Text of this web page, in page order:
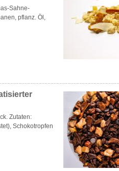
Sahne-
pflanz. Öl,
Zutaten:
Schokotropfen